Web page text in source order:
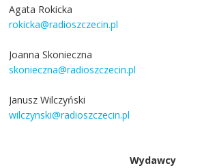
Agata Rokicka
rokicka@radioszczecin.pl
Joanna Skonieczna
skonieczna@radioszczecin.pl
Janusz Wilczyński
wilczynski@radioszczecin.pl
Wydawcy